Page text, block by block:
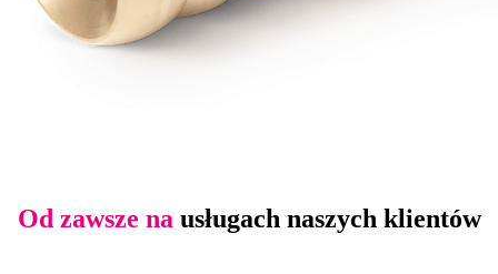
Od zawsze na usługach naszych klientów